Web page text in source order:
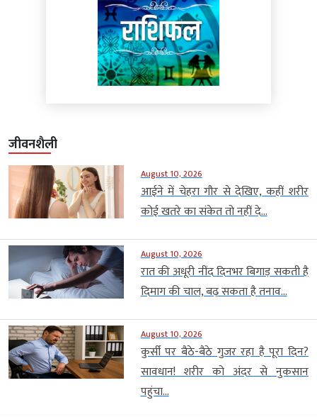
जीवनशैली
August 10, 2026
आईने में चेहरा गौर से देखिए, कहीं शरीर
कोई खतरे का संकेत तो नहीं दे...
August 10, 2026
रात की अधूरी नींद दिनभर बिगाड़ सकती है
दिमाग की चाल, बढ़ सकता है तनाव...
August 10, 2026
कुर्सी पर बैठे-बैठे गुजर रहा है पूरा दिन?
सावधान! शरीर को अंदर से नुकसान
पहुंचा...